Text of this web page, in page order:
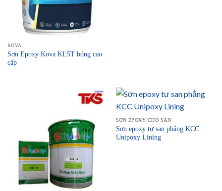
KOVA
Sơn Epoxy Kova KL5T bóng cao
cấp
SƠN EPOXY CHO SÀN
Sơn epoxy tự san phẳng KCC
Unipoxy Lining